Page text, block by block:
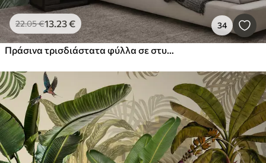
22.05€13.23€ 34
Πράσινα τρισδιάστατα φύλλα σε στυλ grunge